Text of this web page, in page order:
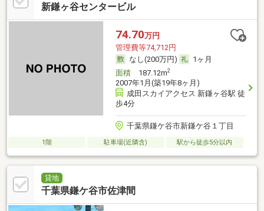
新鎌ヶ谷センタービル
74.70万円
管理費等74,712円
なし(200万円)
1ヶ月
面積187.12m2
2007年1月(築19年8ヶ月)
成田スカイアクセス 新鎌ヶ谷駅 徒
歩4分
千葉県鎌ケ谷市新鎌ケ谷１丁目
1階 駐車場(近隣含) 駅から徒歩5分以内
貸地
千葉県鎌ケ谷市佐津間